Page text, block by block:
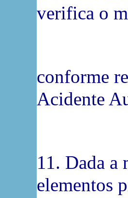
verifica o
conforme
Acidente
11. Dada a
elementos